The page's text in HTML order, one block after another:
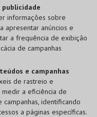
informações sobre
apresentar anúncios e
a frequência de exibição
de campanhas
e campanhas
de rastreio e
a eficiência de
identificando
a páginas específicas.